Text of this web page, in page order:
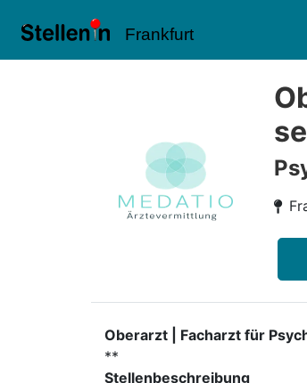
Frankfurt
Oberarzt | Facharzt für
**
Stellenbeschreibung